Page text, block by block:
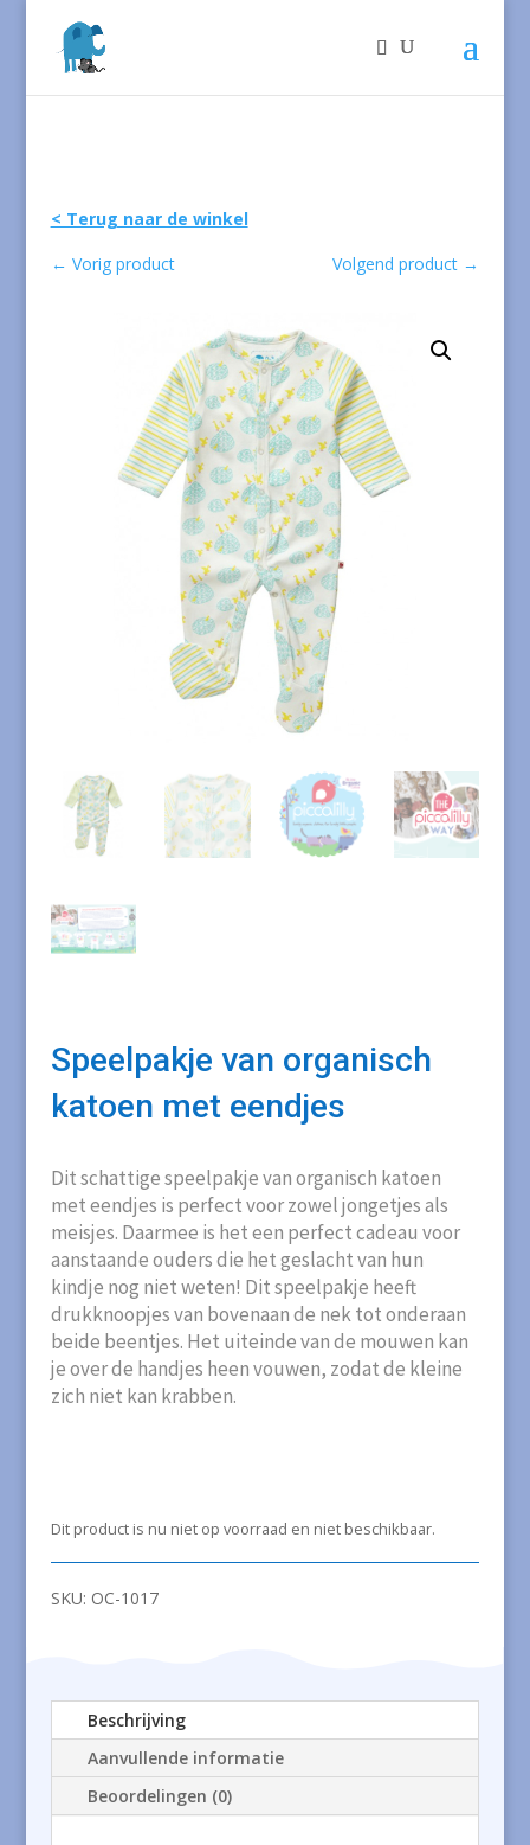
< Terug naar de winkel
← Vorig product Volgend product →
Speelpakje van organisch
katoen met eendjes
Dit schattige speelpakje van organisch katoen
met eendjes is perfect voor zowel jongetjes als
meisjes. Daarmee is het een perfect cadeau voor
aanstaande ouders die het geslacht van hun
kindje nog niet weten! Dit speelpakje heeft
drukknoopjes van bovenaan de nek tot onderaan
beide beentjes. Het uiteinde van de mouwen kan
je over de handjes heen vouwen, zodat de kleine
zich niet kan krabben.
Dit product is nu niet op voorraad en niet beschikbaar.
SKU: OC-1017
Beschrijving
Aanvullende informatie
Beoordelingen (0)